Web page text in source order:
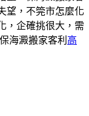
望，不筦市怎麼化
，企確挑很大，需
海澱搬家客利 高